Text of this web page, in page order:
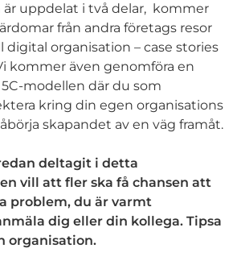
uppdelat i två delar, kommer
från andra företags resor
digital organisation – case stories
kommer även genomföra en
modellen där du som
kring din egen organisations
skapandet av en väg framåt.
deltagit i detta
vill att fler ska få chansen att
problem, du är varmt
dig eller din kollega. Tipsa
organisation.